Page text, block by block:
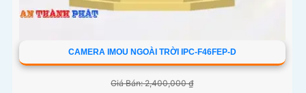
CAMERA IMOU NGOÀI TRỜI IPC-F46FEP-D
Giá Bán: 2,400,000 ₫